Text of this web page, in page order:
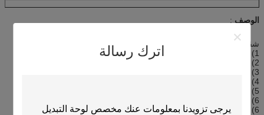
اترك رسالة
الوصف :
شقة غشاء التبديل لوحات
1) أدلى مخصص أوم / أودم
2) تراكب الطباعة الحريرية دقيقة إضافة لوحة لمس الشاشة
3) الألوان الغنية
4) عالية سنسيتي و جودة عالية
5) صديقة للبيئة
6) الخارجي المثالي
6) المواد الخام: بيت فيلم تراكب + لوحة اللمس